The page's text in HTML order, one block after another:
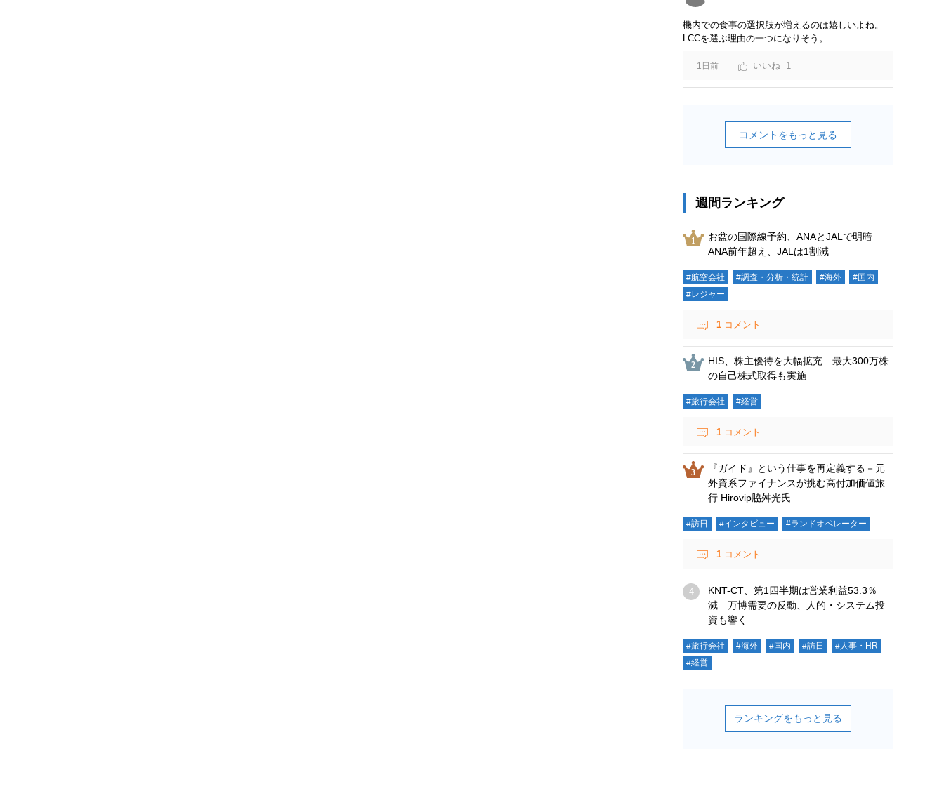
機内での食事の選択肢が増えるのは嬉しいよね。
LCCを選ぶ理由の一つになりそう。
1日前 1
コメントをもっと見る
週間ランキング
お盆の国際線予約、ANAとJALで明暗
ANA前年超え、JALは1割減
#航空会社 #調査・分析・統計 #海外
#国内
#レジャー
1 コメント
HIS、株主優待を大幅拡充 最大300万株
の自己株式取得も実施
#旅行会社 #経営
1 コメント
『ガイド』という仕事を再定義する－元
外資系ファイナンスが挑む高付加価値旅
行 Hirovip脇舛光氏
#訪日 #インタビュー #ランドオペレーター
1 コメント
KNT-CT、第1四半期は営業利益53.3％
減 万博需要の反動、人的・システム投
資も響く
#旅行会社 #海外 #国内 #訪日
#人事・HR
#経営